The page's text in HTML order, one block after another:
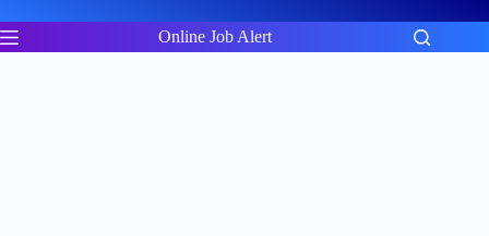
to
content
Online Job Alert